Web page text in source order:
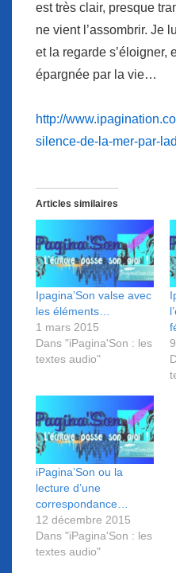
est très clair, presque
ne vient l’assombrir. Je
et la regarde s’éloigner,
épargnée par la vie…
http://
silence-de-la-mer-par-
Articles similaires
Ipagina’Son valse avec
les éléments…
1 mars 2015
Dans "iPagina'Son : les
textes audio"
iPagina’Son ou la
lecture d’une
correspondance…
12 décembre 2015
Dans "iPagina'Son : les
textes audio"